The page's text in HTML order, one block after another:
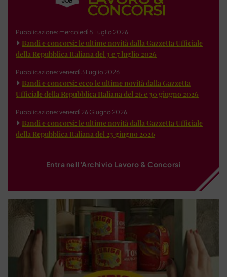
Pubblicazione: mercoledì 8 Luglio 2026
Bandi e concorsi: le ultime novità dalla Gazzetta Ufficiale
della Repubblica Italiana del 3 e 7 luglio 2026
Pubblicazione: venerdì 3 Luglio 2026
Bandi e concorsi: ecco le ultime novità dalla Gazzetta
Ufficiale della Repubblica Italiana del 26 e 30 giugno 2026
Pubblicazione: venerdì 26 Giugno 2026
Bandi e concorsi: le ultime novità dalla Gazzetta Ufficiale
della Repubblica Italiana del 23 giugno 2026
Entra nell'Archivio Lavoro & Concorsi